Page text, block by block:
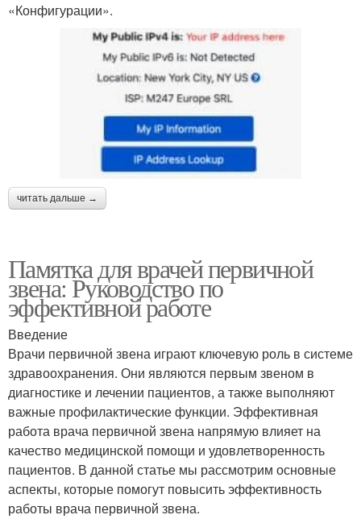
«Конфигурации».
читать дальше →
Памятка для врачей первичной
звена: Руководство по
эффективной работе
Введение
Врачи первичной звена играют ключевую роль в системе
здравоохранения. Они являются первым звеном в
диагностике и лечении пациентов, а также выполняют
важные профилактические функции. Эффективная
работа врача первичной звена напрямую влияет на
качество медицинской помощи и удовлетворенность
пациентов. В данной статье мы рассмотрим основные
аспекты, которые помогут повысить эффективность
работы врача первичной звена.